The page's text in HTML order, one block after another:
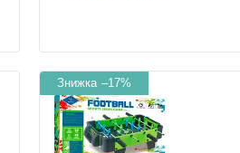
–17%